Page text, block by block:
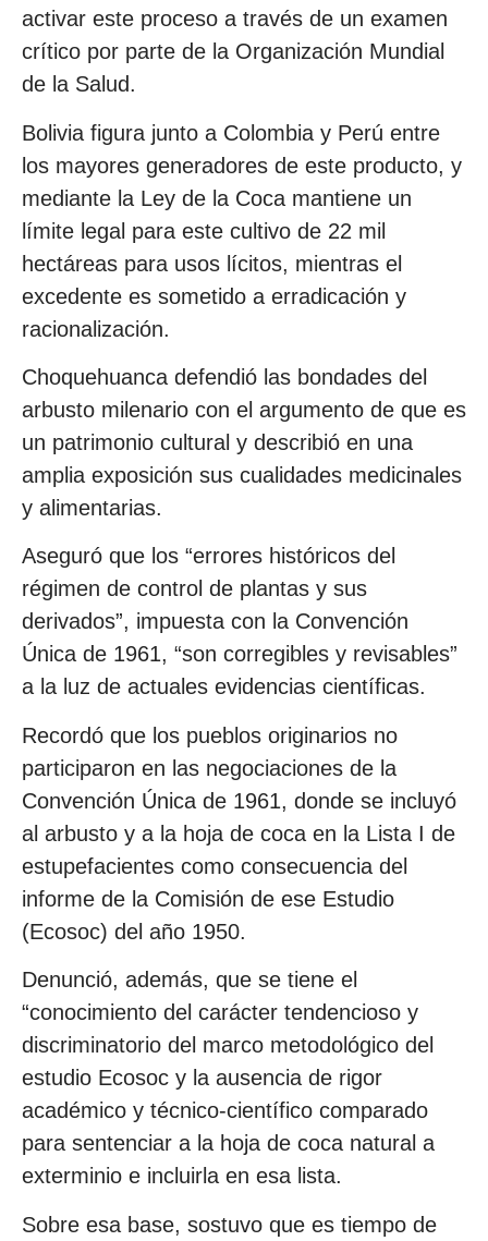
activar este proceso a través de un examen
crítico por parte de la Organización Mundial
de la Salud.
Bolivia figura junto a Colombia y Perú entre
los mayores generadores de este producto, y
mediante la Ley de la Coca mantiene un
límite legal para este cultivo de 22 mil
hectáreas para usos lícitos, mientras el
excedente es sometido a erradicación y
racionalización.
Choquehuanca defendió las bondades del
arbusto milenario con el argumento de que es
un patrimonio cultural y describió en una
amplia exposición sus cualidades medicinales
y alimentarias.
Aseguró que los “errores históricos del
régimen de control de plantas y sus
derivados”, impuesta con la Convención
Única de 1961, “son corregibles y revisables”
a la luz de actuales evidencias científicas.
Recordó que los pueblos originarios no
participaron en las negociaciones de la
Convención Única de 1961, donde se incluyó
al arbusto y a la hoja de coca en la Lista I de
estupefacientes como consecuencia del
informe de la Comisión de ese Estudio
(Ecosoc) del año 1950.
Denunció, además, que se tiene el
“conocimiento del carácter tendencioso y
discriminatorio del marco metodológico del
estudio Ecosoc y la ausencia de rigor
académico y técnico-científico comparado
para sentenciar a la hoja de coca natural a
exterminio e incluirla en esa lista.
Sobre esa base, sostuvo que es tiempo de